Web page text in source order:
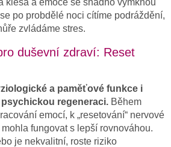
klesá a emoce se snadno vymknou
po probdělé noci cítíme podráždění,
zvládáme stres.
duševní zdraví: Reset
a paměťové funkce i
regeneraci. Během
emocí, k „resetování“ nervové
fungovat s lepší rovnováhou.
je nekvalitní, roste riziko